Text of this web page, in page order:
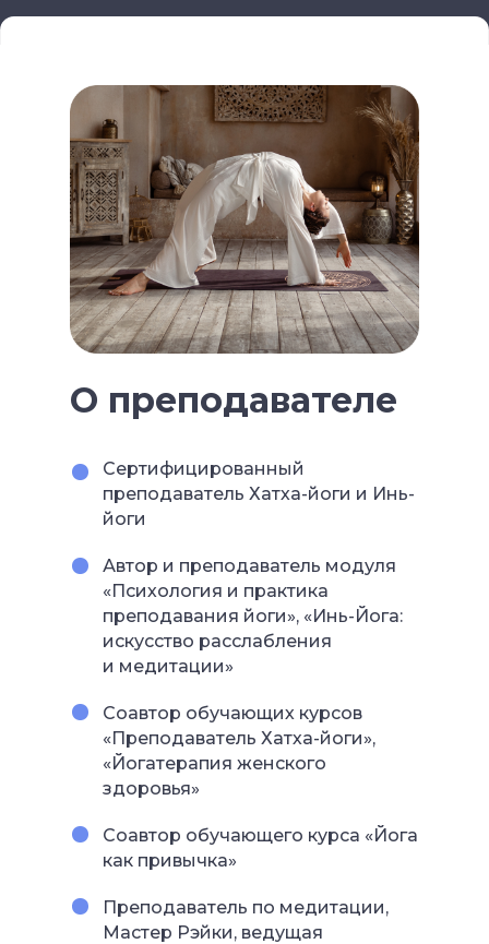
Сертифицированный
преподаватель Хатха-йоги и Инь-
йоги
Автор и преподаватель модуля
«Психология и практика
преподавания йоги», «Инь-Йога:
искусство расслабления
и медитации»
Соавтор обучающих курсов
«Преподаватель Хатха-йоги»,
«Йогатерапия женского
здоровья»
Преподаватель по медитации,
Мастер Рэйки, ведущая
Соавтор обучающего курса «Йога
как привычка»
О преподавателе